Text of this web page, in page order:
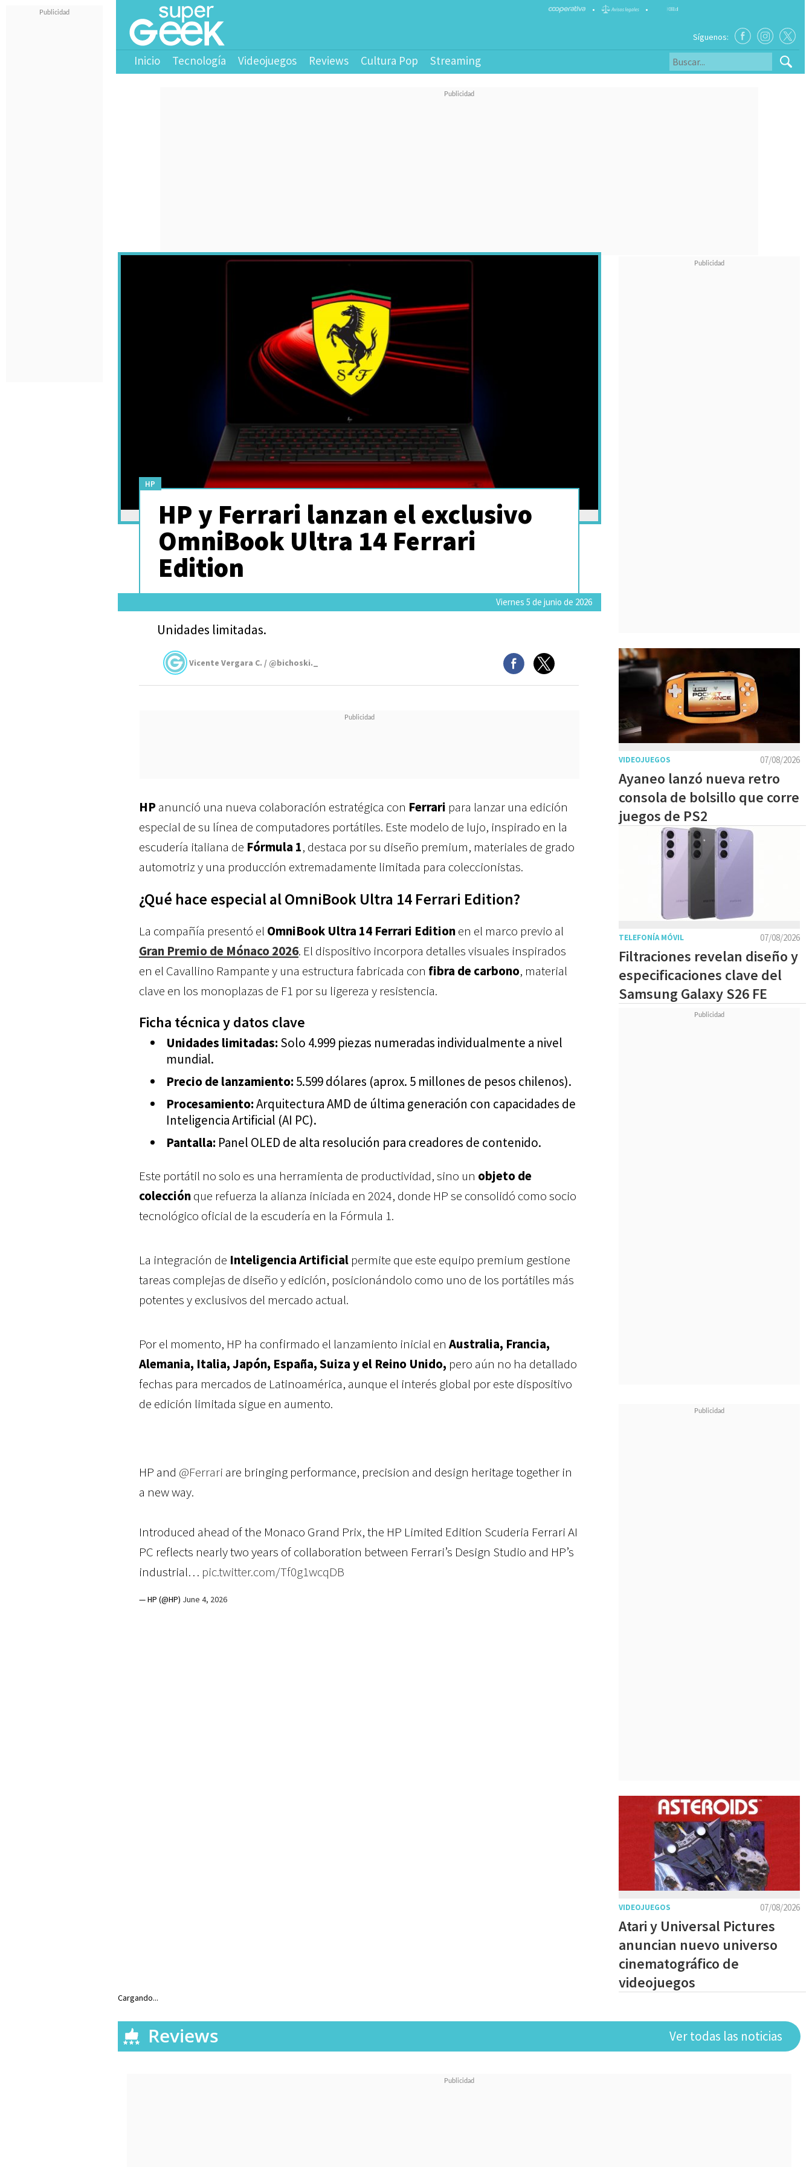
• •
Síguenos:
Inicio Tecnología Videojuegos Reviews Cultura Pop Streaming
HP
HP y Ferrari lanzan el exclusivo
OmniBook Ultra 14 Ferrari
Edition
Viernes 5 de junio de 2026
Unidades limitadas.
Vicente Vergara C. / @bichoski._
HPanunció una nueva colaboración estratégica con Ferrari para lanzar una edición
especial de su línea de computadores portátiles. Este modelo de lujo, inspirado en la
escudería italiana de Fórmula 1, destaca por su diseño premium, materiales de grado
automotriz y una producción extremadamente limitada para coleccionistas.
¿Qué hace especial al OmniBook Ultra 14 Ferrari Edition?
La compañía presentó el OmniBook Ultra 14 Ferrari Editionen el marco previo al
Gran Premio de Mónaco 2026. El dispositivo incorpora detalles visuales inspirados
en el Cavallino Rampante y una estructura fabricada con fibra de carbono, material
clave en los monoplazas de F1 por su ligereza y resistencia.
Ficha técnica y datos clave
Unidades limitadas: Solo 4.999 piezas numeradas individualmente a nivel
mundial.
Precio de lanzamiento: 5.599 dólares (aprox. 5 millones de pesos chilenos).
Procesamiento:Arquitectura AMD de última generación con capacidades de
Inteligencia Artificial (AI PC).
Pantalla: Panel OLED de alta resolución para creadores de contenido.
Este portátil no solo es una herramienta de productividad, sino un objeto de
colecciónque refuerza la alianza iniciada en 2024, donde HP se consolidó como socio
tecnológico oficial de la escudería en la Fórmula 1.
La integración de Inteligencia Artificial permite que este equipo premium gestione
tareas complejas de diseño y edición, posicionándolo como uno de los portátiles más
potentes y exclusivos del mercado actual.
Por el momento, HP ha confirmado el lanzamiento inicial en Australia, Francia,
Alemania, Italia, Japón, España, Suiza y el Reino Unido, pero aún no ha detallado
fechas para mercados de Latinoamérica, aunque el interés global por este dispositivo
de edición limitada sigue en aumento.
HP and @Ferrari are bringing performance, precision and design heritage together in
a new way.
Introduced ahead of the Monaco Grand Prix, the HP Limited Edition Scuderia Ferrari AI
PC reflects nearly two years of collaboration between Ferrari’s Design Studio and HP’s
industrial… pic.twitter.com/Tf0g1wcqDB
— HP (@HP) June 4, 2026
07/08/2026
VIDEOJUEGOS
Ayaneo lanzó nueva retro
consola de bolsillo que corre
juegos de PS2
07/08/2026
TELEFONÍA MÓVIL
Filtraciones revelan diseño y
especificaciones clave del
Samsung Galaxy S26 FE
07/08/2026
VIDEOJUEGOS
Atari y Universal Pictures
anuncian nuevo universo
cinematográfico de
videojuegos
Cargando...
Ver todas las noticias
Reviews